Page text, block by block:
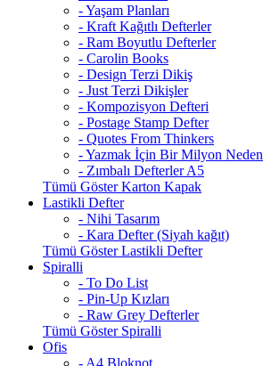
- Yaşam Planları
- Kraft Kağıtlı Defterler
- Ram Boyutlu Defterler
- Carolin Books
- Design Terzi Dikiş
- Just Terzi Dikişler
- Kompozisyon Defteri
- Postage Stamp Defter
- Quotes From Thinkers
- Yazmak İçin Bir Milyon Neden
- Zımbalı Defterler A5
Tümü Göster Karton Kapak
Lastikli Defter
- Nihi Tasarım
- Kara Defter (Siyah kağıt)
Tümü Göster Lastikli Defter
Spiralli
- To Do List
- Pin-Up Kızları
- Raw Grey Defterler
Tümü Göster Spiralli
Ofis
- A4 Bloknot